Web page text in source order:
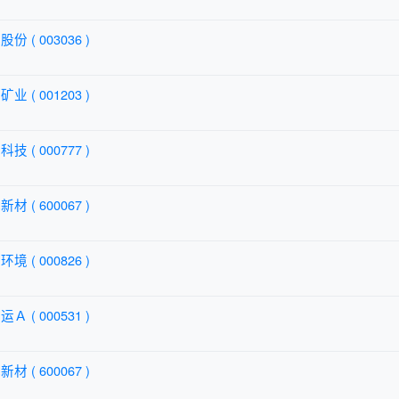
份 ( 003036 )
业 ( 001203 )
技 ( 000777 )
材 ( 600067 )
境 ( 000826 )
Ａ ( 000531 )
材 ( 600067 )